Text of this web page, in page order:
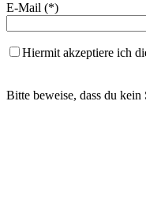
E-Mail (*)
Hiermit akzeptiere ich
Bitte beweise, dass du